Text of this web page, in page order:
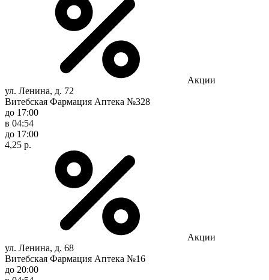
Акции
ул. Ленина, д. 72
Витебская Фармация Аптека №328
до 17:00
в 04:54
до 17:00
4,25 р.
Акции
ул. Ленина, д. 68
Витебская Фармация Аптека №16
до 20:00